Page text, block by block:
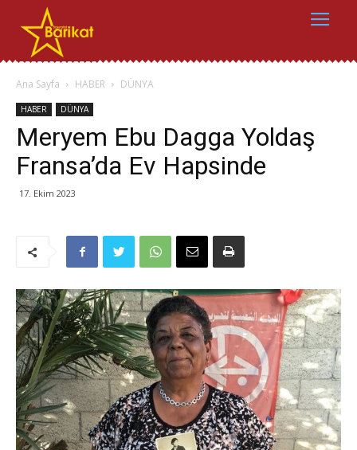
Ana Sayfa HABER DÜNYA
HABER DÜNYA
Meryem Ebu Dagga Yoldaş
Fransa’da Ev Hapsinde
17. Ekim 2023